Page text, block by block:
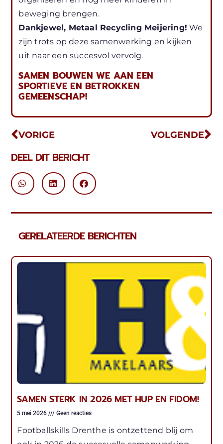
beweging brengen.
Dankjewel, Metaal Recycling Meijering! We
zijn trots op deze samenwerking en kijken
uit naar een succesvol vervolg.
SAMEN BOUWEN WE AAN EEN
SPORTIEVE EN BETROKKEN
GEMEENSCHAP!
VORIGE VOLGENDE
DEEL DIT BERICHT
GERELATEERDE BERICHTEN
SAMEN STERK IN 2026 MET HUP EN FIDOM!
5 mei 2026 Geen reacties
Footballskills Drenthe is ontzettend blij om